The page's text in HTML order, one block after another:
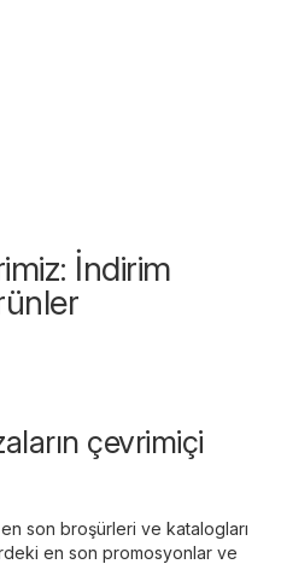
İndirim
çevrimiçi
son broşürleri ve katalogları
en son promosyonlar ve